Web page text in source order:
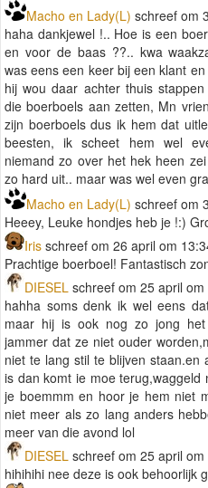
Macho en Lady(L) schreef om
haha dankjewel !.. Hoe is een
en voor de baas ??.. kwa
was eens een keer bij een klant
hij wou daar achter thuis
die boerboels aan zetten, Mn
zijn boerboels dus ik hem dat
beesten, ik scheet hem wel
niemand zo over het hek heen
zo hard uit.. maar was wel even
Macho en Lady(L) schreef om
Heeey, Leuke hondjes heb je !:)
Iris schreef om 26 april om
Prachtige boerboel! Fantastisch
DIESEL schreef om 25 april om
hahha soms denk ik wel eens
maar hij is ook nog zo jong
jammer dat ze niet ouder
niet te lang stil te blijven staan.en
is dan komt ie moe
je boemmm en hoor je hem niet
niet meer als zo lang anders
meer van die avond lol
DIESEL schreef om 25 april
hihihihi nee deze is ook behoorlijk